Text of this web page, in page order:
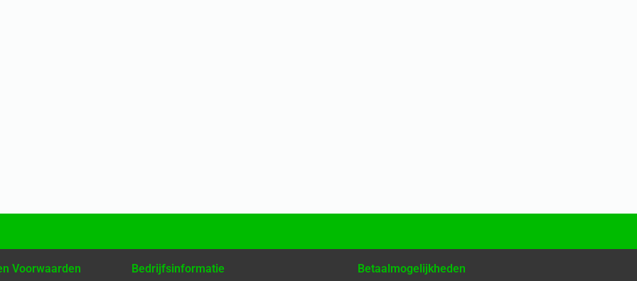
Voorwaarden Bedrijfsinformatie Betaalmogelijkheden